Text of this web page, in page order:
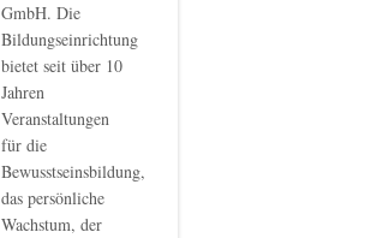
GmbH. Die
Bildungseinrichtung
bietet seit über 10
Jahren
Veranstaltungen
für die
Bewusstseinsbildung,
das persönliche
Wachstum, der